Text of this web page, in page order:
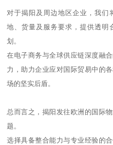
对于揭阳及周边地区企业，我们
地、货量及服务要求，提供透明
划。
在电子商务与全球供应链深度融
力，助力企业应对国际贸易中的
场的坚实后盾。
总而言之，揭阳发往欧洲的国际
题。
选择具备整合能力与专业经验的